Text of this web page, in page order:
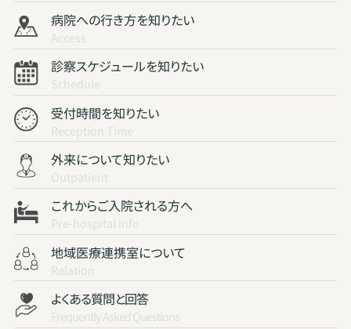
病院への行き方を知りたい
Access
診察スケジュールを知りたい
Schedule
受付時間を知りたい
Reception Time
外来について知りたい
Outpatient
これからご入院される方へ
Pre-hospital info
地域医療連携室について
Relation
よくある質問と回答
Frequently Asked Questions